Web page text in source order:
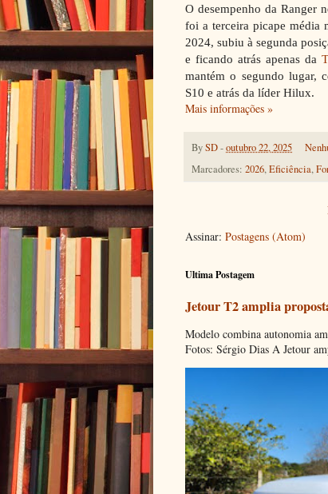
O desempenho da Ranger
foi a terceira picape média
2024, subiu à segunda
e ficando atrás apenas da
mantém o segundo lugar,
S10 e atrás da líder Hilux.
Mais informações »
BySD-outubro 22, 2025
Marcadores: 2026,Eficiência,
Assinar: Postagens (Atom)
Ultima Postagem
Jetour T2 amplia
Modelo combina autonomia
Fotos: Sérgio Dias A Jetour